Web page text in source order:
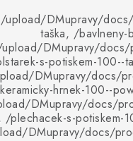
upload/DMupravy/
taška, /
DMupravy/
s-potiskem-100--
DMupravy/docs/
hrnek-100--
DMupravy/docs/
/plechacek-s-potiskem-
DMupravy/docs/